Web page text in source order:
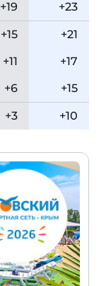
+19 +23
+15
+21
+11
+17
+6 +15
+3 +10